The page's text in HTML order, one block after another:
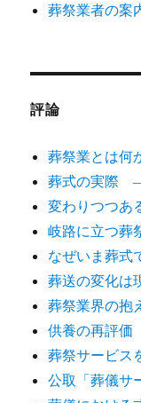
葬祭業者の案
評論
葬祭業とは何
葬式の実際 ―
変わりつつあ
岐路に立つ葬
なぜいま葬式
葬送の変化は
葬祭業界の抱
供養の再評価
葬祭サービス
公取「葬儀サ